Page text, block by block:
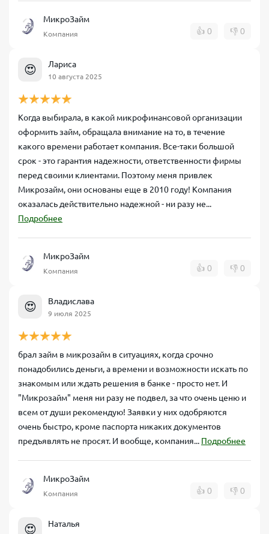
МикроЗайм
Компания 👍 0 👎 0
😍 Лариса
10 августа 2025
Когда выбирала, в какой микрофинансовой организации
оформить займ, обращала внимание на то, в течение
какого времени работает компания. Все-таки большой
срок - это гарантия надежности, ответственности фирмы
перед своими клиентами. Поэтому меня привлек
Микрозайм, они основаны еще в 2010 году! Компания
оказалась действительно надежной - ни разу не...
Подробнее
МикроЗайм
Компания 👍 0 👎 0
😍 Владислава
9 июля 2025
брал займ в микрозайм в ситуациях, когда срочно
понадобились деньги, а времени и возможности искать по
знакомым или ждать решения в банке - просто нет. И
"Микрозайм" меня ни разу не подвел, за что очень ценю и
всем от души рекомендую! Заявки у них одобряются
очень быстро, кроме паспорта никаких документов
предъявлять не просят. И вообще, компания... Подробнее
МикроЗайм
Компания 👍 0 👎 0
😍 Наталья